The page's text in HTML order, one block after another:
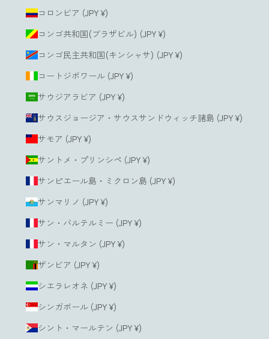
コロンビア (JPY ¥)
コンゴ共和国(ブラザビル) (JPY ¥)
コンゴ民主共和国(キンシャサ) (JPY ¥)
コートジボワール (JPY ¥)
サウジアラビア (JPY ¥)
サウスジョージア・サウスサンドウィッチ諸島 (JPY ¥)
サモア (JPY ¥)
サントメ・プリンシペ (JPY ¥)
サンピエール島・ミクロン島 (JPY ¥)
サンマリノ (JPY ¥)
サン・バルテルミー (JPY ¥)
サン・マルタン (JPY ¥)
ザンビア (JPY ¥)
シエラレオネ (JPY ¥)
シンガポール (JPY ¥)
シント・マールテン (JPY ¥)